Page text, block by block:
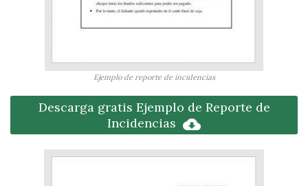
Ejemplo de reporte de incidencias
Descarga gratis Ejemplo de Reporte de
Incidencias